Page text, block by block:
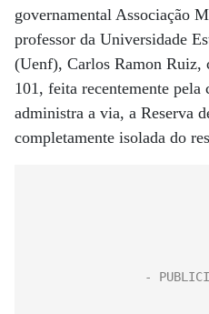
governamental Associação
professor da Universidade
(Uenf), Carlos Ramon Ruiz,
101, feita recentemente pela
administra a via, a Reserva
completamente isolada do